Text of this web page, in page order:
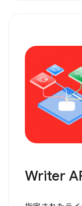
Writer